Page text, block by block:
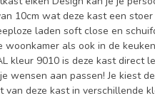
10cm wat deze kast een
laden soft close en
als ook in de
kleur 9010 is deze kast direct
wensen aan passen! Je kiest
deze kast in verschillende